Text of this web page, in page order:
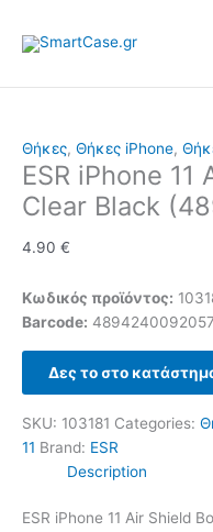
Θήκες, Θήκες iPhone,
ESR iPhone
Clear Black
4.90 €
Κωδικός προϊόντος:
Barcode: 4894240092057
Δες το στο
SKU: 103181 Categories:
11 Brand: ESR
Description
ESR iPhone 11 Air Shield